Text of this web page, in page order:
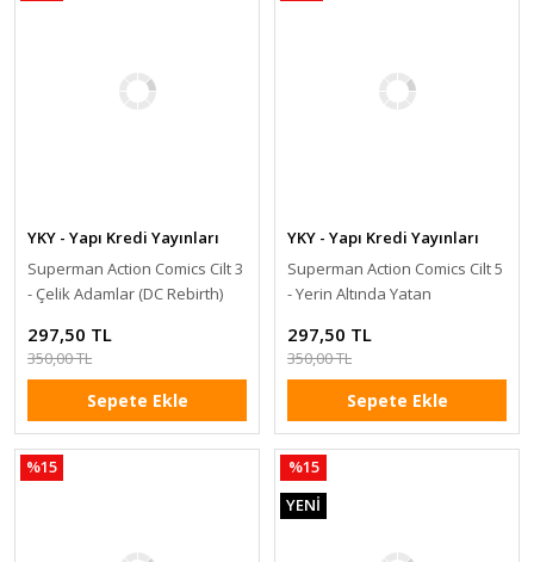
YKY - Yapı Kredi Yayınları
Superman Action Comics Cilt 3
- Çelik Adamlar (DC Rebirth)
297,50 TL
350,00 TL
Sepete Ekle
YKY - Yapı Kredi Yayınları
Superman Action Comics Cilt 5
- Yerin Altında Yatan
297,50 TL
350,00 TL
Sepete Ekle
%15
%15
YENİ